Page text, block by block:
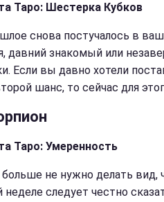
Таро: Шестерка Кубков
снова постучалось в
давний знакомый или
Если вы давно хотели
шанс, то сейчас для
Таро: Умеренность
не нужно делать вид,
неделе следует честно